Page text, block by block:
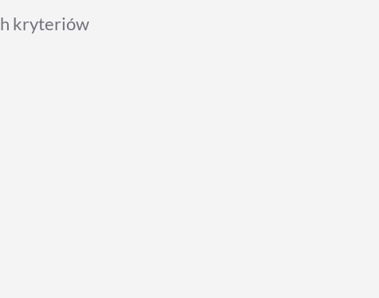
kryteriów